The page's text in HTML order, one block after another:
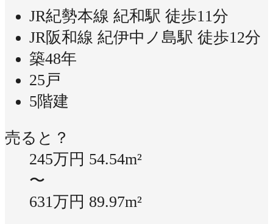
JR紀勢本線 紀和駅 徒歩11分
JR阪和線 紀伊中ノ島駅 徒歩12分
築48年
25戸
5階建
売ると？
245万円 54.54m²
〜
631万円 89.97m²